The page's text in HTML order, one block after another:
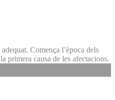
Comença l’època dels
primera causa de les afectacions.